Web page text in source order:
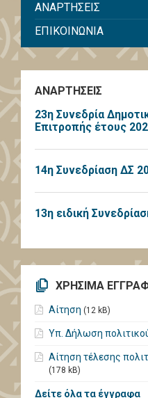
ΑΝΑΡΤΗΣΕΙΣ
ΕΠΙΚΟΙΝΩΝΙΑ
ΑΝΑΡΤΗΣΕΙΣ
23η Συνεδρία
Επιτροπής έτους
14η Συνεδρίαση ΔΣ
13η ειδική
ΧΡΗΣΙΜΑ
Αίτηση (12 kB)
Υπ. Δήλωση
Αίτηση τέλεσης
(178 kB)
Δείτε όλα τα έγγραφα